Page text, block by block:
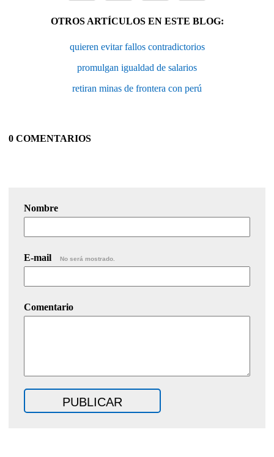
OTROS ARTÍCULOS EN ESTE BLOG:
quieren evitar fallos contradictorios
promulgan igualdad de salarios
retiran minas de frontera con perú
0 COMENTARIOS
Nombre
E-mail No será mostrado.
Comentario